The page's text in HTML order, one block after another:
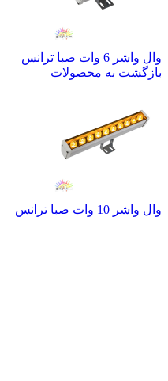
وال واشر 6 وات صبا ترانس
بازگشت به محصولات
وال واشر 10 وات صبا ترانس